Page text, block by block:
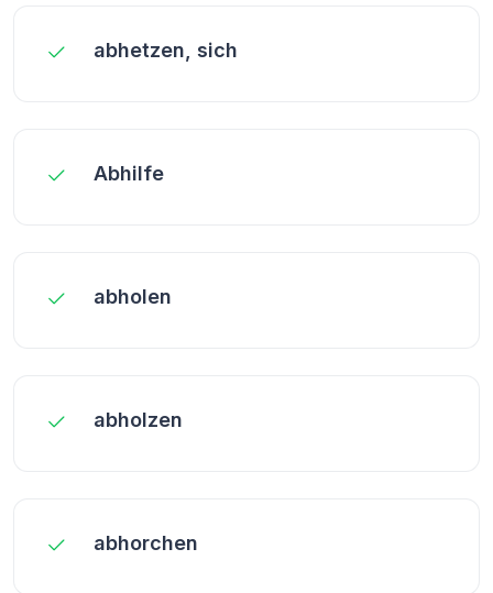
abhetzen, sich
Abhilfe
abholen
abholzen
abhorchen